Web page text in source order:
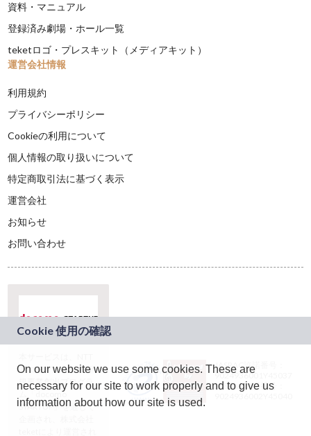
資料・マニュアル
登録済み劇場・ホール一覧
teketロゴ・プレスキット（メディアキット）
運営会社情報
利用規約
プライバシーポリシー
Cookieの利用について
個人情報の取り扱いについて
特定商取引法に基づく表示
運営会社
お知らせ
お問い合わせ
ドコモグループの新
規事業創出プログラ
ム「docomo
STARTUP」を通じて
JASRAC許諾番号：
9024936001Y45037
JASRAC許諾番号：
On our website we use some cookies. These are
necessary for our site to work properly and to give us
information about how our site is used.